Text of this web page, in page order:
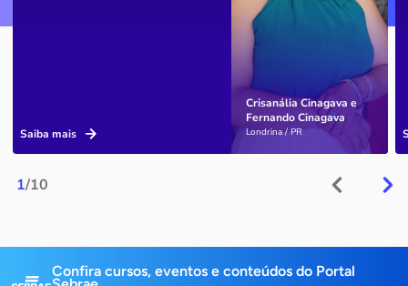
1/10
Crisanália Cinagava e
Fernando Cinagava
Londrina / PR
Saiba mais
Confira cursos, eventos e conteúdos do Portal